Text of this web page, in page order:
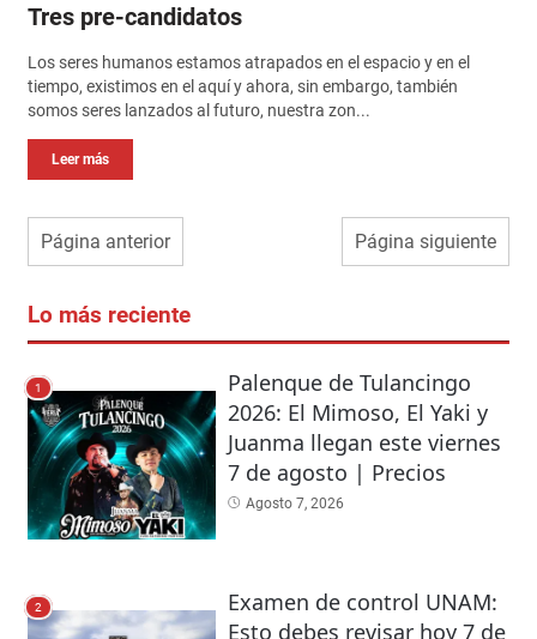
Tres pre-candidatos
Los seres humanos estamos atrapados en el espacio y en el
tiempo, existimos en el aquí y ahora, sin embargo, también
somos seres lanzados al futuro, nuestra zon...
Leer más
Página anterior Página siguiente
Lo más reciente
1
Palenque de Tulancingo
2026: El Mimoso, El Yaki y
Juanma llegan este viernes
7 de agosto | Precios
Agosto 7, 2026
2
Examen de control UNAM:
Esto debes revisar hoy 7 de